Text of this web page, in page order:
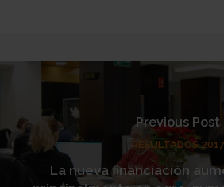
Previous Post
RESULTADOS 2017
La nueva financiación